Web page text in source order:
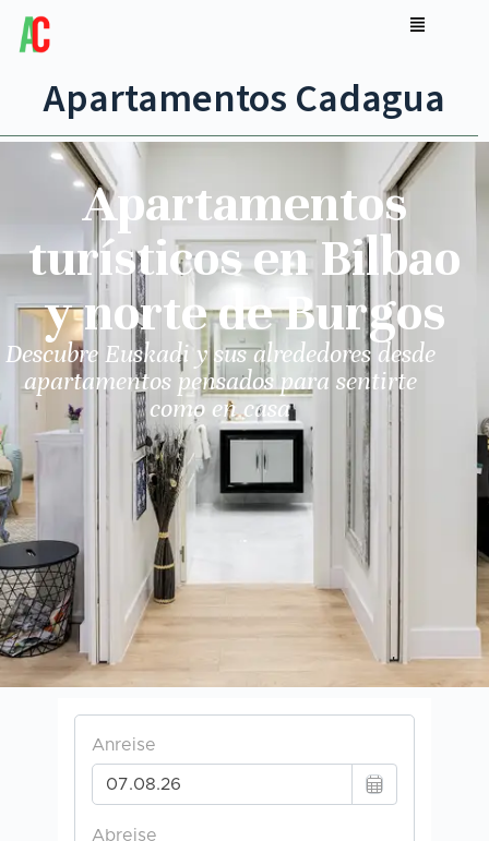
Apartamentos Cadagua
Apartamentos
turísticos en Bilbao
y norte de Burgos
Descubre Euskadi y sus alrededores desde
apartamentos pensados para sentirte
como en casa